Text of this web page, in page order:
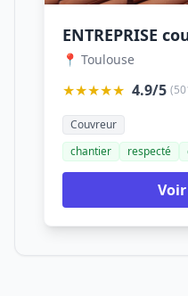
ENTREPRISE
📍 Toulouse
★★★★★ 4.9/5
Couvreur
chantier
respecté